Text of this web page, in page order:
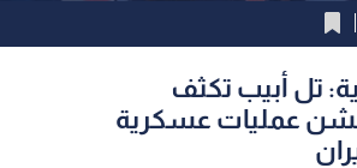
العبرية: تل أبيب تكثف
لشن عمليات عسكرية